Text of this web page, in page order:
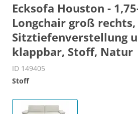
Ecksofa Houston -
Longchair groß
Sitztiefenverstellung
klappbar, Stoff, Natur
ID 149405
Stoff